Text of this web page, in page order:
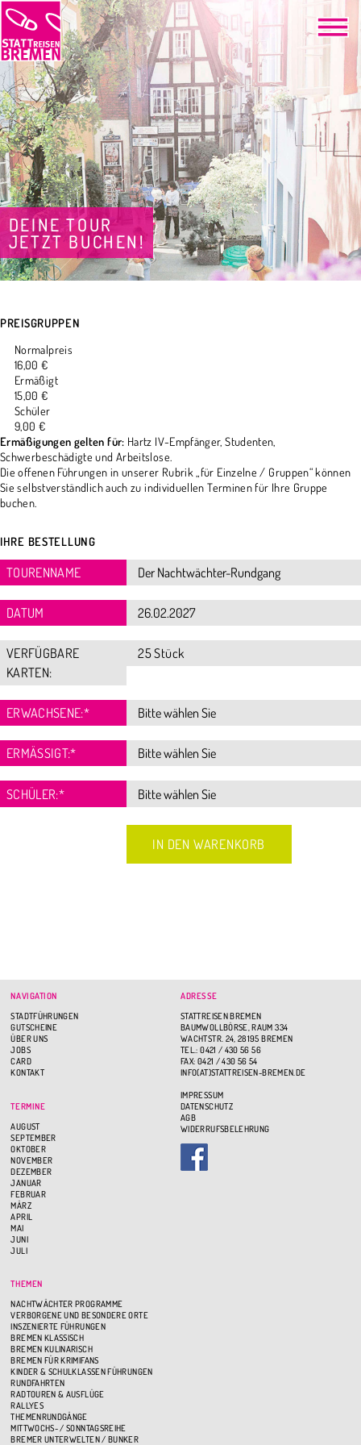
DEINE TOUR
JETZT BUCHEN!
PREISGRUPPEN
Normalpreis
16,00 €
Ermäßigt
15,00 €
Schüler
9,00 €
Ermäßigungen gelten für: Hartz IV-Empfänger, Studenten,
Schwerbeschädigte und Arbeitslose.
Die offenen Führungen in unserer Rubrik „für Einzelne / Gruppen“ können
Sie selbstverständlich auch zu individuellen Terminen für Ihre Gruppe
buchen.
IHRE BESTELLUNG
TOURENNAME
DATUM
VERFÜGBARE
KARTEN:
25 Stück
ERWACHSENE:*
ERMÄSSIGT:*
SCHÜLER:*
NAVIGATION
STADTFÜHRUNGEN
GUTSCHEINE
ÜBER UNS
JOBS
CARD
KONTAKT
TERMINE
AUGUST
SEPTEMBER
OKTOBER
NOVEMBER
DEZEMBER
JANUAR
FEBRUAR
MÄRZ
APRIL
MAI
JUNI
JULI
THEMEN
NACHTWÄCHTER PROGRAMME
VERBORGENE UND BESONDERE ORTE
INSZENIERTE FÜHRUNGEN
BREMEN KLASSISCH
BREMEN KULINARISCH
BREMEN FÜR KRIMIFANS
KINDER & SCHULKLASSEN FÜHRUNGEN
RUNDFAHRTEN
RADTOUREN & AUSFLÜGE
RALLYES
THEMENRUNDGÄNGE
MITTWOCHS- / SONNTAGSREIHE
BREMER UNTERWELTEN / BUNKER
ADRESSE
STATTREISEN BREMEN
BAUMWOLLBÖRSE, RAUM 334
WACHTSTR. 24, 28195 BREMEN
TEL.: 0421 / 430 56 56
FAX: 0421 / 430 56 54
INFO(AT)STATTREISEN-BREMEN.DE
IMPRESSUM
DATENSCHUTZ
AGB
WIDERRUFSBELEHRUNG